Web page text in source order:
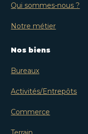
Qui sommes-nous ?
Notre métier
Nos biens
Bureaux
Activités/Entrepôts
Commerce